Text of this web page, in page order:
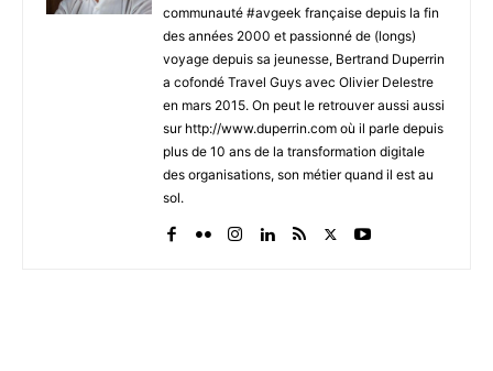
communauté #avgeek française depuis la fin
des années 2000 et passionné de (longs)
voyage depuis sa jeunesse, Bertrand Duperrin
a cofondé Travel Guys avec Olivier Delestre
en mars 2015. On peut le retrouver aussi aussi
sur http://www.duperrin.com où il parle depuis
plus de 10 ans de la transformation digitale
des organisations, son métier quand il est au
sol.